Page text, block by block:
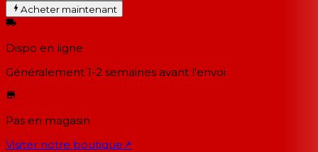
Acheter maintenant
Dispo en ligne
Généralement 1-2 semaines avant l'envoi
Pas en magasin
Visiter notre boutique↗